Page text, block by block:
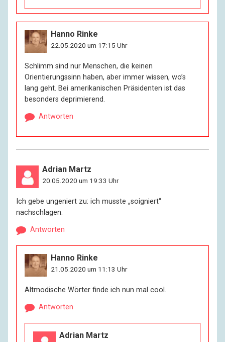
Hanno Rinke
22.05.2020 um 17:15 Uhr
Schlimm sind nur Menschen, die keinen
Orientierungssinn haben, aber immer wissen, wo’s
lang geht. Bei amerikanischen Präsidenten ist das
besonders deprimierend.
Antworten
Adrian Martz
20.05.2020 um 19:33 Uhr
Ich gebe ungeniert zu: ich musste „soigniert“
nachschlagen.
Antworten
Hanno Rinke
21.05.2020 um 11:13 Uhr
Altmodische Wörter finde ich nun mal cool.
Antworten
Adrian Martz